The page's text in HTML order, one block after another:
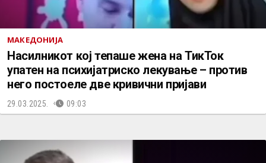
МАКЕДОНИЈА
Насилникот кој тепаше жена на ТикТок
упатен на психијатриско лекување – против
него постоеле две кривични пријави
29.03.2025. 09:03